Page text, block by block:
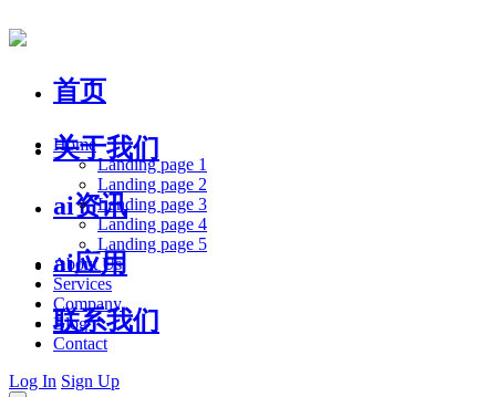
首页
关于我们
ai资讯
ai应用
联系我们
Home
Landing page 1
Landing page 2
Landing page 3
Landing page 4
Landing page 5
About Us
Services
Company
Blog
Contact
Log In Sign Up